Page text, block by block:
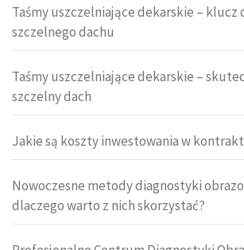
Taśmy uszczelniające dekarskie – klucz
szczelnego dachu
Taśmy uszczelniające dekarskie –
szczelny dach
Jakie są koszty inwestowania w
Nowoczesne metody diagnostyki
dlaczego warto z nich skorzystać?